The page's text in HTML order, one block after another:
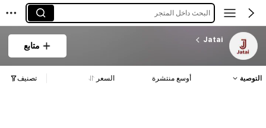
البحث داخل المتجر
Jatai
متابع
التوصية أوسع منتشرة السعر تصنيف